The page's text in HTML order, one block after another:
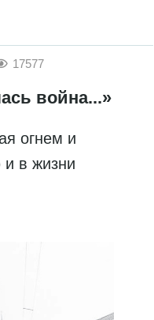
17577
война...»
огнем и
в жизни